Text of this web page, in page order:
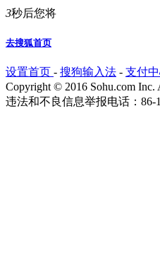
3秒后您将
去搜狐首页
设置首页 - 搜狗输入法 - 支付
Copyright © 2016 Sohu.com
违法和不良信息举报电话：86-